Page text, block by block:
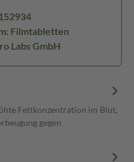
Filmtabletten
Labs GmbH
Fettkonzentration im Blut,
gegen